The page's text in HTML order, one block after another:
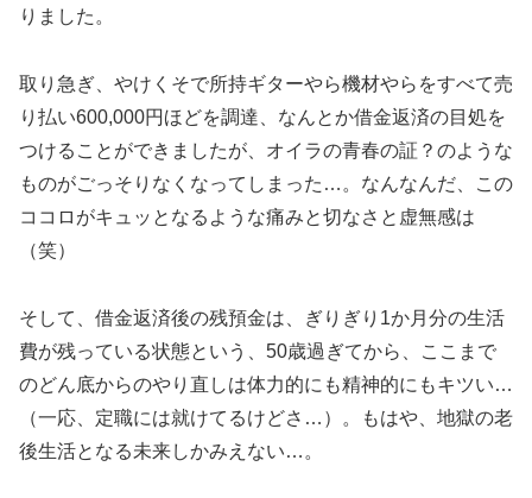
りました。
取り急ぎ、やけくそで所持ギターやら機材やらをすべて売
り払い600,000円ほどを調達、なんとか借金返済の目処を
つけることができましたが、オイラの青春の証？のような
ものがごっそりなくなってしまった…。なんなんだ、この
ココロがキュッとなるような痛みと切なさと虚無感は
（笑）
そして、借金返済後の残預金は、ぎりぎり1か月分の生活
費が残っている状態という、50歳過ぎてから、ここまで
のどん底からのやり直しは体力的にも精神的にもキツい…
（一応、定職には就けてるけどさ…）。もはや、地獄の老
後生活となる未来しかみえない…。